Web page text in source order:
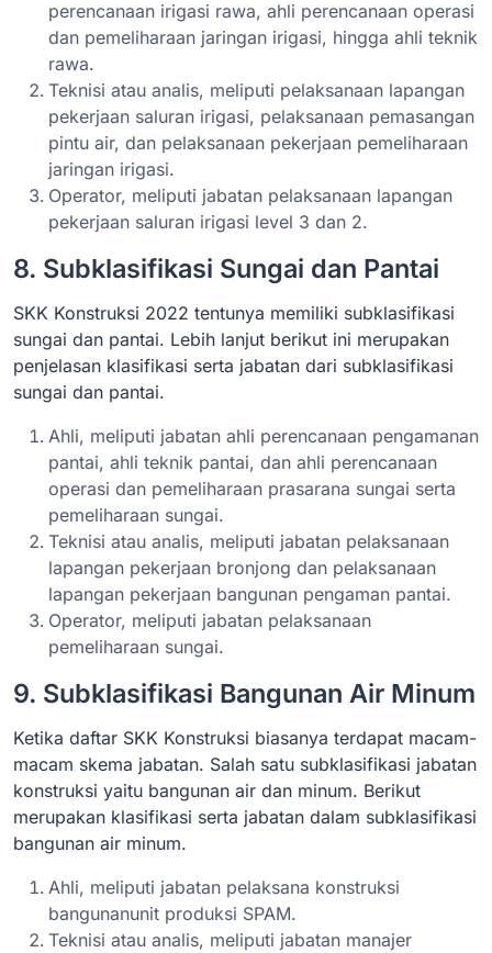
perencanaan irigasi rawa, ahli perencanaan operasi
dan pemeliharaan jaringan irigasi, hingga ahli teknik
rawa.
Teknisi atau analis, meliputi pelaksanaan lapangan
pekerjaan saluran irigasi, pelaksanaan pemasangan
pintu air, dan pelaksanaan pekerjaan pemeliharaan
jaringan irigasi.
Operator, meliputi jabatan pelaksanaan lapangan
pekerjaan saluran irigasi level 3 dan 2.
8. Subklasifikasi Sungai dan Pantai
SKK Konstruksi 2022 tentunya memiliki subklasifikasi
sungai dan pantai. Lebih lanjut berikut ini merupakan
penjelasan klasifikasi serta jabatan dari subklasifikasi
sungai dan pantai.
Ahli, meliputi jabatan ahli perencanaan pengamanan
pantai, ahli teknik pantai, dan ahli perencanaan
operasi dan pemeliharaan prasarana sungai serta
pemeliharaan sungai.
Teknisi atau analis, meliputi jabatan pelaksanaan
lapangan pekerjaan bronjong dan pelaksanaan
lapangan pekerjaan bangunan pengaman pantai.
Operator, meliputi jabatan pelaksanaan
pemeliharaan sungai.
9. Subklasifikasi Bangunan Air Minum
Ketika daftar SKK Konstruksi biasanya terdapat macam-
macam skema jabatan. Salah satu subklasifikasi jabatan
konstruksi yaitu bangunan air dan minum. Berikut
merupakan klasifikasi serta jabatan dalam subklasifikasi
bangunan air minum.
Ahli, meliputi jabatan pelaksana konstruksi
bangunanunit produksi SPAM.
Teknisi atau analis, meliputi jabatan manajer